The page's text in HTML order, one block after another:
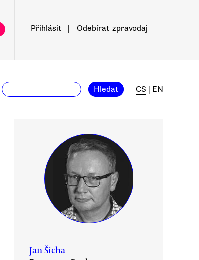
Přihlásit Odebírat zpravodaj
Hledat CS EN
Jan Šícha